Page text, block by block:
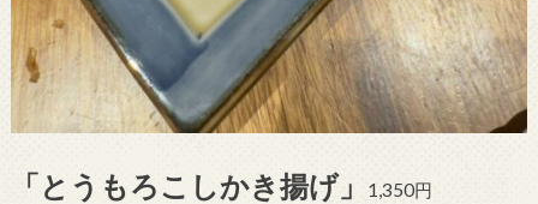
「とうもろこしかき揚げ」 1,350円